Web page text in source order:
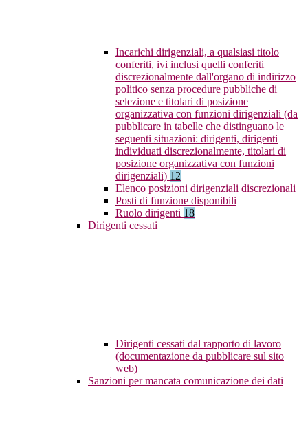
Incarichi dirigenziali, a qualsiasi titolo
conferiti, ivi inclusi quelli conferiti
discrezionalmente dall'organo di indirizzo
politico senza procedure pubbliche di
selezione e titolari di posizione
organizzativa con funzioni dirigenziali (da
pubblicare in tabelle che distinguano le
seguenti situazioni: dirigenti, dirigenti
individuati discrezionalmente, titolari di
posizione organizzativa con funzioni
dirigenziali) 12
Elenco posizioni dirigenziali discrezionali
Posti di funzione disponibili
Ruolo dirigenti 18
Dirigenti cessati
Dirigenti cessati dal rapporto di lavoro
(documentazione da pubblicare sul sito
web)
Sanzioni per mancata comunicazione dei dati